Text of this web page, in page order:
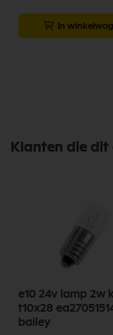
In
Klanten die
e10 24v lamp 2w
t10x28
bailey